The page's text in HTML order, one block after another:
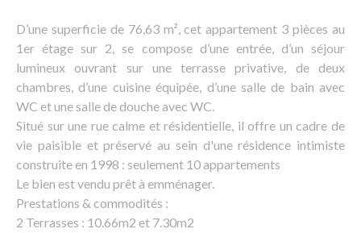
D’une superficie de 76,63 m², cet appartement 3 pièces au
1er étage sur 2, se compose d’une entrée, d’un séjour
lumineux ouvrant sur une terrasse privative, de deux
chambres, d’une cuisine équipée, d’une salle de bain avec
WC et une salle de douche avec WC.
Situé sur une rue calme et résidentielle, il offre un cadre de
vie paisible et préservé au sein d'une résidence intimiste
construite en 1998 : seulement 10 appartements
Le bien est vendu prêt à emménager.
Prestations & commodités :
2 Terrasses : 10.66m2 et 7.30m2